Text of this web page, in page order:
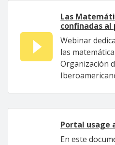
Las
confinadas al
Webinar
las
Organización
Portal usage
En este